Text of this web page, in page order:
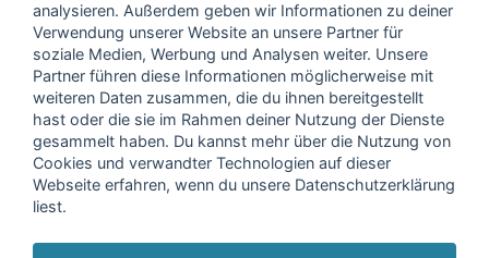
Ich stimme der Verarbeitung meiner Daten, wie in der
Einwilligungserklärungder fitnessmarkt.de services GmbH
beschrieben, zu und bestätige, dass ich das 16. Lebensjahr
vollendet habe. Ich kann diese Einwilligung jederzeit mit
Wirkung für die Zukunft widerrufen. Weitere Informationen
finden Sie in unsererDatenschutzerklärung.
analysieren. Außerdem geben wir Informationen zu deiner
Verwendung unserer Website an unsere Partner für
soziale Medien, Werbung und Analysen weiter. Unsere
Partner führen diese Informationen möglicherweise mit
weiteren Daten zusammen, die du ihnen bereitgestellt
hast oder die sie im Rahmen deiner Nutzung der Dienste
gesammelt haben. Du kannst mehr über die Nutzung von
Cookies und verwandter Technologien auf dieser
Webseite erfahren, wenn du unsere Datenschutzerklärung
liest.